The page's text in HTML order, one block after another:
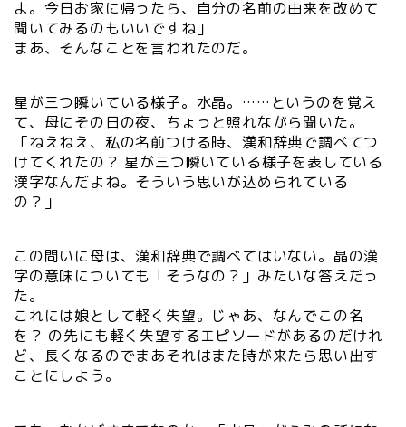
よ。今日お家に帰ったら、自分の名前の由来を改めて
聞いてみるのもいいですね」
まあ、そんなことを言われたのだ。
星が三つ瞬いている様子。水晶。……というのを覚え
て、母にその日の夜、ちょっと照れながら聞いた。
「ねえねえ、私の名前つける時、漢和辞典で調べてつ
けてくれたの？ 星が三つ瞬いている様子を表している
漢字なんだよね。そういう思いが込められている
の？」
この問いに母は、漢和辞典で調べてはいない。晶の漢
字の意味についても「そうなの？」みたいな答えだっ
た。
これには娘として軽く失望。じゃあ、なんでこの名
を？ の先にも軽く失望するエピソードがあるのだけれ
ど、長くなるのでまあそれはまた時が来たら思い出す
ことにしよう。